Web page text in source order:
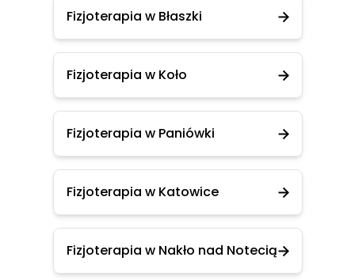
Fizjoterapia w Błaszki
Fizjoterapia w Koło
Fizjoterapia w Paniówki
Fizjoterapia w Katowice
Fizjoterapia w Nakło nad Notecią